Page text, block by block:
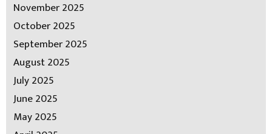
November 2025
October 2025
September 2025
August 2025
July 2025
June 2025
May 2025